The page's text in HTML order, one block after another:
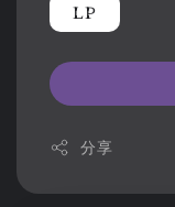
LP
分享